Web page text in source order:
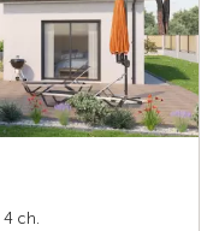
| 4 ch.